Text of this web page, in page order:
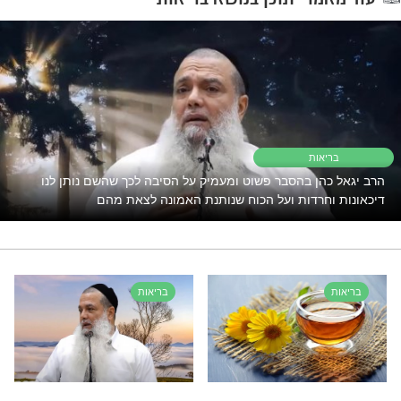
התאים במיוחד לזיהום שקנן בגופו, ובתוך
כבר חלה הטבה משמעותית, עד להחלמתו
כל העולמות - יכול גם יכול לברוא ישועה
צ'ולק)